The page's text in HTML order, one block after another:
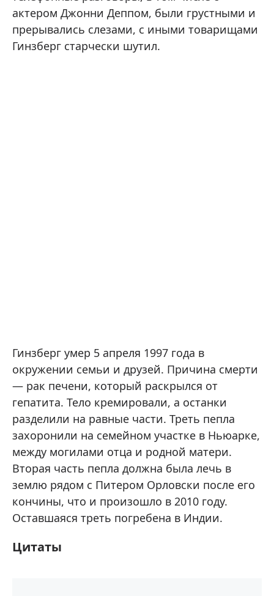
актером Джонни Деппом, были грустными и
прерывались слезами, с иными товарищами
Гинзберг старчески шутил.
Гинзберг умер 5 апреля 1997 года в
окружении семьи и друзей. Причина смерти
— рак печени, который раскрылся от
гепатита. Тело кремировали, а останки
разделили на равные части. Треть пепла
захоронили на семейном участке в Ньюарке,
между могилами отца и родной матери.
Вторая часть пепла должна была лечь в
землю рядом с Питером Орловски после его
кончины, что и произошло в 2010 году.
Оставшаяся треть погребена в Индии.
Цитаты